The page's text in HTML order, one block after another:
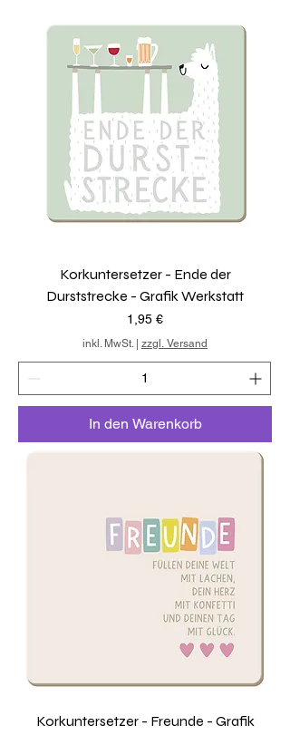
Korkuntersetzer - Ende der
Durststrecke - Grafik Werkstatt
Preis
1,95 €
inkl. MwSt.| zzgl. Versand
In den Warenkorb
Korkuntersetzer - Freunde - Grafik